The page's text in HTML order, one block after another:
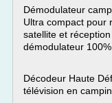
Démodulateur
Ultra compact pour
satellite et
démodulateur
Décodeur Haute
télévision en